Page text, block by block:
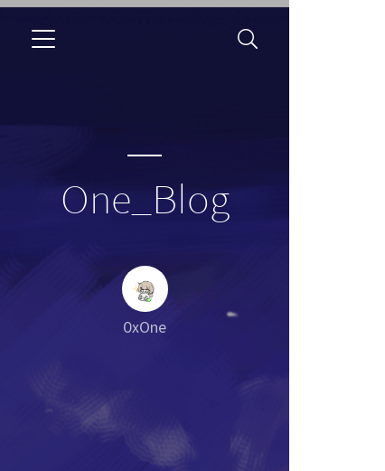
One_Blog
0xOne